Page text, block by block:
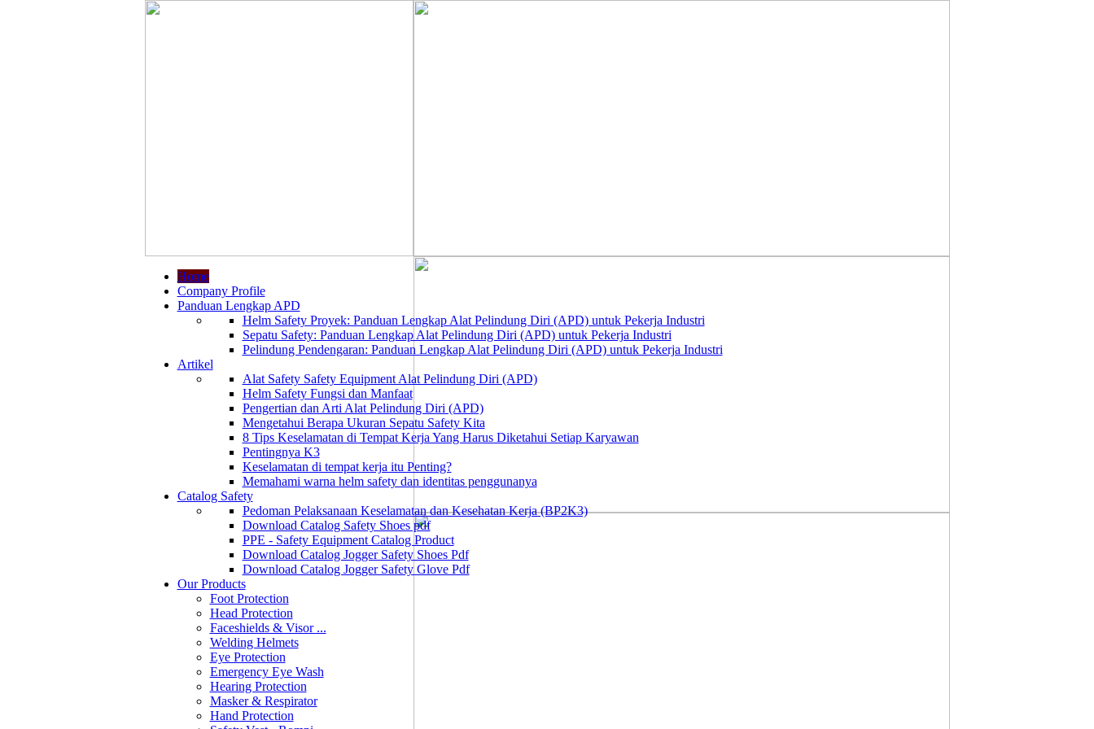
Home
Company Profile
Panduan Lengkap APD
Helm Safety Proyek: Panduan Lengkap Alat Pelindung Diri (APD) untuk Pekerja Industri
Sepatu Safety: Panduan Lengkap Alat Pelindung Diri (APD) untuk Pekerja Industri
Pelindung Pendengaran: Panduan Lengkap Alat Pelindung Diri (APD) untuk Pekerja Industri
Artikel
Alat Safety Safety Equipment Alat Pelindung Diri (APD)
Helm Safety Fungsi dan Manfaat
Pengertian dan Arti Alat Pelindung Diri (APD)
Mengetahui Berapa Ukuran Sepatu Safety Kita
8 Tips Keselamatan di Tempat Kerja Yang Harus Diketahui Setiap Karyawan
Pentingnya K3
Keselamatan di tempat kerja itu Penting?
Memahami warna helm safety dan identitas penggunanya
Catalog Safety
Pedoman Pelaksanaan Keselamatan dan Kesehatan Kerja (BP2K3)
Download Catalog Safety Shoes pdf
PPE - Safety Equipment Catalog Product
Download Catalog Jogger Safety Shoes Pdf
Download Catalog Jogger Safety Glove Pdf
Our Products
Foot Protection
Head Protection
Faceshields & Visor ...
Welding Helmets
Eye Protection
Emergency Eye Wash
Hearing Protection
Masker & Respirator
Hand Protection